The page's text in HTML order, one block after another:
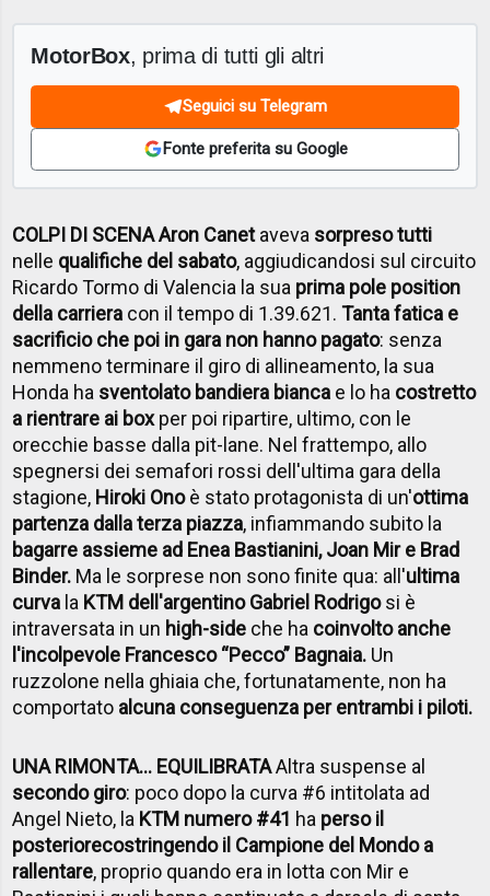
MotorBox, prima di tutti gli altri
Seguici su Telegram
Fonte preferita su Google
COLPI DI SCENA Aron Canetaveva sorpreso tutti
nelle qualifiche del sabato, aggiudicandosi sul circuito
Ricardo Tormo di Valencia la sua prima pole position
della carriera con il tempo di 1.39.621.Tanta fatica e
sacrificio che poi in gara non hanno pagato: senza
nemmeno terminare il giro di allineamento, la sua
Honda ha sventolato bandiera bianca e lo ha costretto
a rientrare ai boxper poi ripartire, ultimo, con le
orecchie basse dalla pit-lane. Nel frattempo, allo
spegnersi dei semafori rossi dell'ultima gara della
stagione, Hiroki Onoè stato protagonista di un'ottima
partenza dalla terza piazza, infiammando subito la
bagarre assieme ad Enea Bastianini, Joan Mir e Brad
Binder. Ma le sorprese non sono finite qua: all'ultima
curva la KTM dell'argentino Gabriel Rodrigosi è
intraversata in un high-side che ha coinvolto anche
l'incolpevole Francesco “Pecco” Bagnaia. Un
ruzzolone nella ghiaia che, fortunatamente, non ha
comportato alcuna conseguenza per entrambi i piloti.
UNA RIMONTA... EQUILIBRATAAltra suspense al
secondo giro: poco dopo la curva #6 intitolata ad
Angel Nieto, la KTM numero #41 ha perso il
posteriorecostringendo il Campione del Mondo a
rallentare, proprio quando era in lotta con Mir e